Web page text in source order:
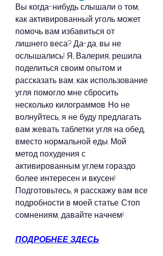
Вы когда-нибудь слышали о том,
как активированный уголь может
помочь вам избавиться от
лишнего веса? Да-да, вы не
ослышались! Я, Валерия, решила
поделиться своим опытом и
рассказать вам, как использование
угля помогло мне сбросить
несколько килограммов. Но не
волнуйтесь, я не буду предлагать
вам жевать таблетки угля на обед,
вместо нормальной еды. Мой
метод похудения с
активированным углем гораздо
более интересен и вкусен!
Подготовьтесь, я расскажу вам все
подробности в моей статье. Стоп
сомнениям, давайте начнем!
ПОДРОБНЕЕ ЗДЕСЬ